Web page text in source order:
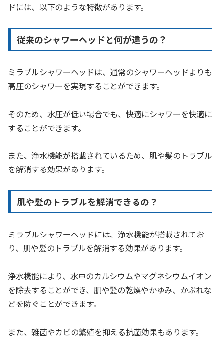
ドには、以下のような特徴があります。
従来のシャワーヘッドと何が違うの？
ミラブルシャワーヘッドは、通常のシャワーヘッドよりも
高圧のシャワーを実現することができます。
そのため、水圧が低い場合でも、快適にシャワーを快適に
することができます。
また、浄水機能が搭載されているため、肌や髪のトラブル
を解消する効果があります。
肌や髪のトラブルを解消できるの？
ミラブルシャワーヘッドには、浄水機能が搭載されてお
り、肌や髪のトラブルを解消する効果があります。
浄水機能により、水中のカルシウムやマグネシウムイオン
を除去することができ、肌や髪の乾燥やかゆみ、かぶれな
どを防ぐことができます。
また、雑菌やカビの繁殖を抑える抗菌効果もあります。